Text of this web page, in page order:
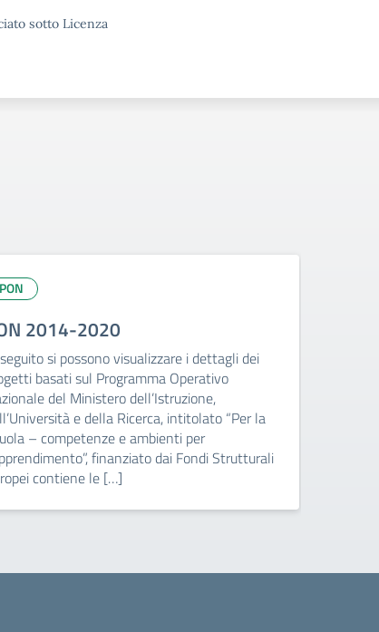
sotto Licenza
PON
2014-2020
si possono visualizzare i dettagli dei
basati sul Programma Operativo
del Ministero dell’Istruzione,
e della Ricerca, intitolato “Per la
– competenze e ambienti per
finanziato dai Fondi Strutturali
contiene le […]